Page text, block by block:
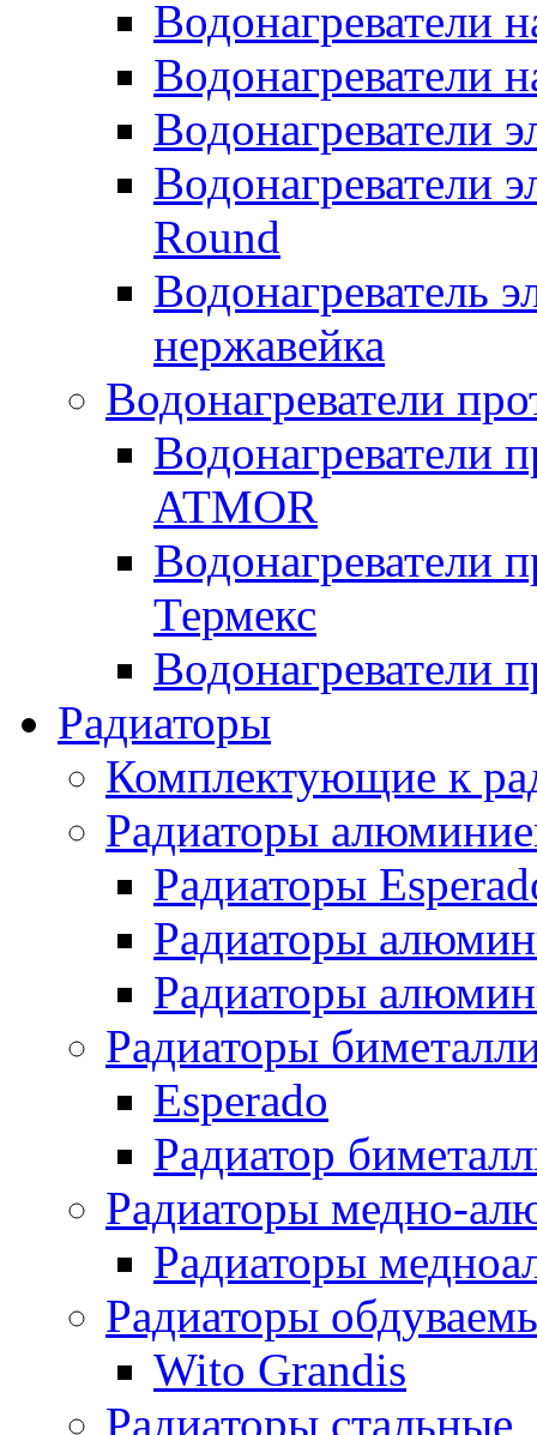
Водонагреватели
Водонагреватели
Водонагреватели
Водонагреватели
Round
Водонагреватель
нержавейка
Водонагреватели
Водонагреватели
ATMOR
Водонагреватели
Термекс
Водонагреватели
Радиаторы
Комплектующие к
Радиаторы
Радиаторы
Радиаторы
Радиаторы
Радиаторы
Esperado
Радиатор
Радиаторы медно-
Радиаторы
Радиаторы
Wito Grandis
Радиаторы стальные